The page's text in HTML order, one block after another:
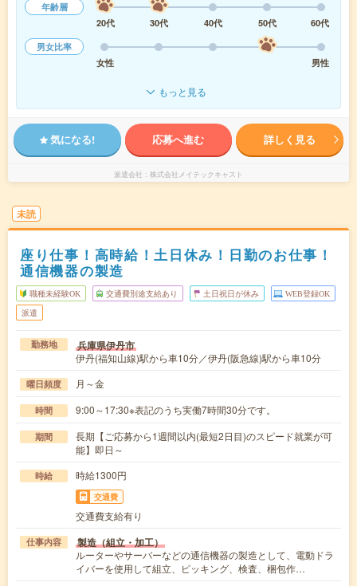
年齢層
20代
30代 40代 50代
60代
男女比率
女性
男性
もっと見る
気になる! 応募へ進む 詳しく見る
派遣会社 株式会社メイテックキャスト
未読
座り仕事！高時給！土日休み！日勤のお仕事！
通信機器の製造
職種未経験OK 交通費別途支給あり 土日祝日が休み WEB登録OK
派遣
勤務地 兵庫県伊丹市
伊丹(福知山線)駅から車10分／伊丹(阪急線)駅から車10分
曜日頻度 月～金
時間 9:00～17:30※表記のうち実働7時間30分です。
期間
長期【ご応募から1週間以内(最短2日目)のスピード就業が可
能】即日～
時給 時給1300円
交通費
交通費支給有り
仕事内容 製造（組立・加工）
ルーターやサーバーなどの通信機器の製造として、電動ドラ
イバーを使用して組立、ピッキング、検査、梱包作…